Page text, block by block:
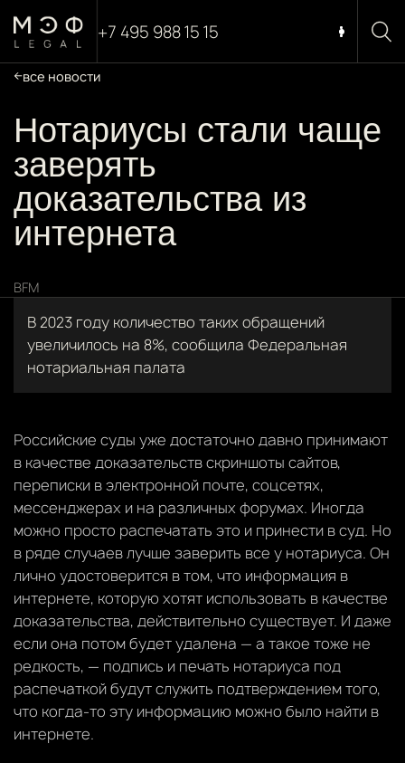
+7 495 988 15 15
все новости
Нотариусы стали чаще
заверять
доказательства из
интернета
BFM
В 2023 году количество таких обращений
увеличилось на 8%, сообщила Федеральная
нотариальная палата
Российские суды уже достаточно давно принимают
в качестве доказательств скриншоты сайтов,
переписки в электронной почте, соцсетях,
мессенджерах и на различных форумах. Иногда
можно просто распечатать это и принести в суд. Но
в ряде случаев лучше заверить все у нотариуса. Он
лично удостоверится в том, что информация в
интернете, которую хотят использовать в качестве
доказательства, действительно существует. И даже
если она потом будет удалена — а такое тоже не
редкость, — подпись и печать нотариуса под
распечаткой будут служить подтверждением того,
что когда-то эту информацию можно было найти в
интернете.